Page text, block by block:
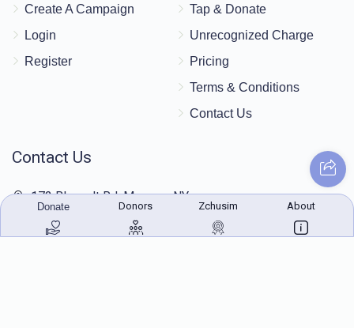
Create A Campaign
Login
Register
Tap & Donate
Unrecognized Charge
Pricing
Terms & Conditions
Contact Us
Contact Us
172 Blauvelt Rd, Monsey, NY
(212) 239-8923
Donate Donors Zchusim About